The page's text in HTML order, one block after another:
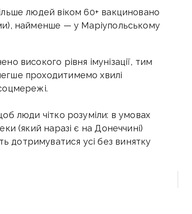
людей віком 60+ вакциновано
найменше — у Маріупольському
високого рівня імунізації, тим
проходитимемо хвилі
люди чітко розуміли: в умовах
(який наразі є на Донеччині)
дотримуватися усі без винятку